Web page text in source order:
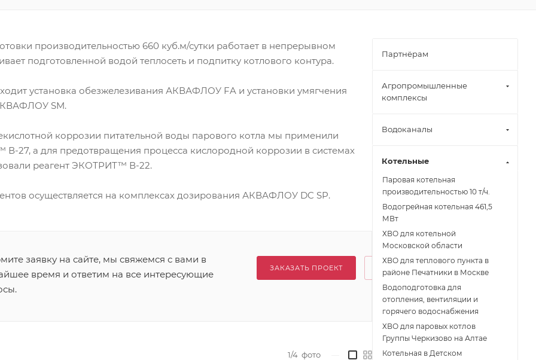
производительностью 660 куб.м/сутки работает в непрерывном
подготовленной водой теплосеть и подпитку котлового контура.
установка обезжелезивания АКВАФЛОУ FA и установки умягчения
SM.
коррозии питательной воды парового котла мы применили
27, а для предотвращения процесса кислородной коррозии в системах
реагент ЭКОТРИТ™ В-22.
осуществляется на комплексах дозирования АКВАФЛОУ DC SP.
заявку на сайте, мы свяжемся с вами в
время и ответим на все интересующие
ЗАКАЗАТЬ ПРОЕКТ
1/4 фото
Партнёрам
Агропромышленные
комплексы
Водоканалы
Котельные
Паровая котельная
производительностью 10 т/ч.
Водогрейная котельная 461,5
МВт
ХВО для котельной
Московской области
ХВО для теплового пункта в
районе Печатники в Москве
Водоподготовка для
отопления, вентиляции и
горячего водоснабжения
ХВО для паровых котлов
Группы Черкизово на Алтае
Котельная в Детском